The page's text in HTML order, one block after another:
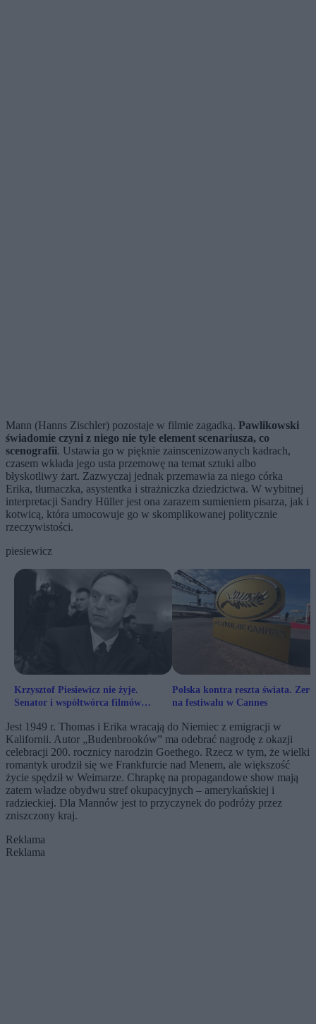
Mann (Hanns Zischler) pozostaje w filmie zagadką. Pawlikowski
świadomie czyni z niego nie tyle element scenariusza, co
scenografii. Ustawia go w pięknie zainscenizowanych kadrach,
czasem wkłada jego usta przemowę na temat sztuki albo
błyskotliwy żart. Zazwyczaj jednak przemawia za niego córka
Erika, tłumaczka, asystentka i strażniczka dziedzictwa. W wybitnej
interpretacji Sandry Hüller jest ona zarazem sumieniem pisarza, jak i
kotwicą, która umocowuje go w skomplikowanej politycznie
rzeczywistości.
piesiewicz
Krzysztof Piesiewicz nie żyje.
Senator i współtwórca filmów
Polska kontra reszta świata.
na festiwalu w Cannes
Jest 1949 r. Thomas i Erika wracają do Niemiec z emigracji w
Kalifornii. Autor „Budenbrooków” ma odebrać nagrodę z okazji
celebracji 200. rocznicy narodzin Goethego. Rzecz w tym, że wielki
romantyk urodził się we Frankfurcie nad Menem, ale większość
życie spędził w Weimarze. Chrapkę na propagandowe show mają
zatem władze obydwu stref okupacyjnych – amerykańskiej i
radzieckiej. Dla Mannów jest to przyczynek do podróży przez
zniszczony kraj.
Reklama
Reklama